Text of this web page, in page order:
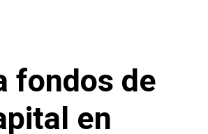
fondos de
en